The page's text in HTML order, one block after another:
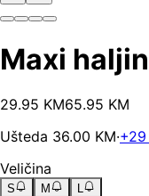
Maxi
29.95 KM65.95 KM
Ušteda 36.00 KM·+29
Veličina
S M
L